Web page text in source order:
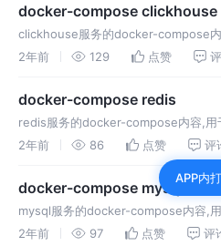
docker-compose clickhouse
clickhouse服务的docker-compose
用,用于生产环境时请自行编排.
2年前 129 点赞
docker-compose redis
redis服务的docker-compose内容,用
生产环境时请自行编排.
2年前 86 点赞 评
docker-compose mysql
mysql服务的docker-compose内容,
于生产环境时请自行编排.
2年前 97 点赞 评
APP内